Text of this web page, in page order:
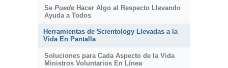
Se PuedeHacer Algo al Respecto Llevando
Ayuda a Todos
Herramientas de Scientology Llevadas a la
Vida En Pantalla
Soluciones para Cada Aspecto de la Vida
Ministros Voluntarios En Línea